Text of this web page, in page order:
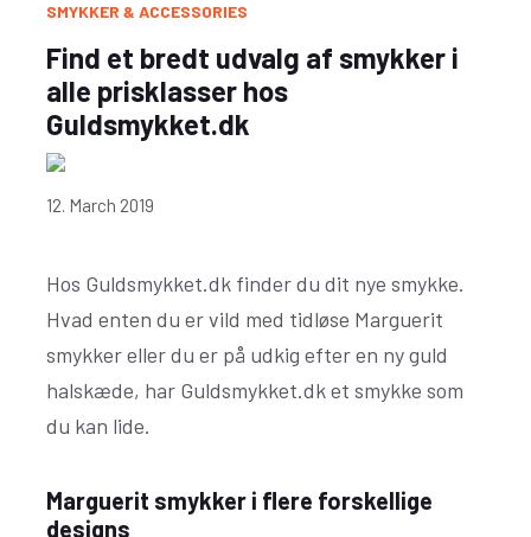
SMYKKER & ACCESSORIES
Find et bredt udvalg af smykker i
alle prisklasser hos
Guldsmykket.dk
12. March 2019
Hos Guldsmykket.dk finder du dit nye smykke.
Hvad enten du er vild med tidløse Marguerit
smykker eller du er på udkig efter en ny guld
halskæde, har Guldsmykket.dk et smykke som
du kan lide.
Marguerit smykker i flere forskellige
designs